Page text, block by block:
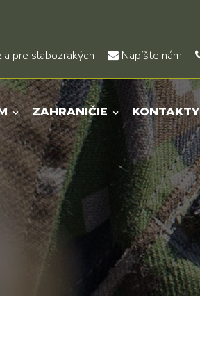
pre slabozrakých Napíšte nám
ZAHRANIČIE KONTAKTY